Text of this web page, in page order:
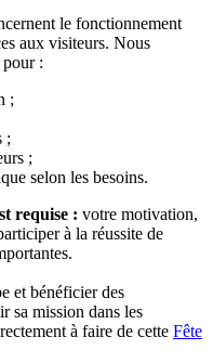
le fonctionnement
aux visiteurs. Nous
pour :
;
;
;
selon les besoins.
requise : votre motivation,
à la réussite de
et bénéficier des
sa mission dans les
à faire de cette Fête